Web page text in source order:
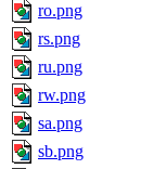
ro.png
rs.png
ru.png
rw.png
sa.png
sb.png